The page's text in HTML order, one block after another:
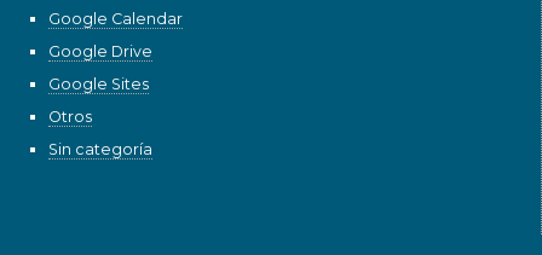
Google Calendar
Google Drive
Google Sites
Otros
Sin categoría